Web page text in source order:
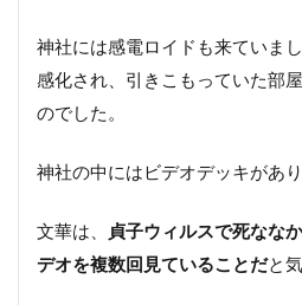
神社には感電ロイドも来ていま
感化され、引きこもっていた部
のでした。
神社の中にはビデオデッキがあり
文華は、
貞子ウィルスで死なな
デオを複数回見ていることだと